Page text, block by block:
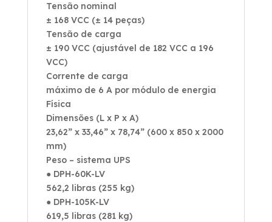
Tensão nominal
± 168 VCC (± 14 peças)
Tensão de carga
± 190 VCC (ajustável de 182 VCC a 196
VCC)
Corrente de carga
máximo de 6 A por módulo de energia
Física
Dimensões (L x P x A)
23,62” x 33,46” x 78,74” (600 x 850 x 2000
mm)
Peso – sistema UPS
● DPH-60K-LV
562,2 libras (255 kg)
● DPH-105K-LV
619,5 libras (281 kg)